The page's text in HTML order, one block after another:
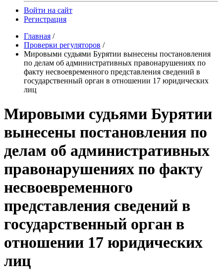
Войти на сайт
Регистрация
Главная /
Проверки регуляторов /
Мировыми судьями Бурятии вынесены постановления
по делам об административных правонарушениях по
факту несвоевременного представления сведений в
государственный орган в отношении 17 юридических
лиц
Мировыми судьями Бурятии
вынесены постановления по
делам об административных
правонарушениях по факту
несвоевременного
представления сведений в
государственный орган в
отношении 17 юридических
лиц